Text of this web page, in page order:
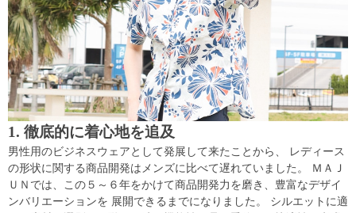
1. 徹底的に着心地を追及
男性用のビジネスウェアとして発展して来たことから、 レディース
の形状に関する商品開発はメンズに比べて遅れていました。 ＭＡＪ
ＵＮでは、この５～６年をかけて商品開発力を磨き、豊富なデザイ
ンバリエーションを 展開できるまでになりました。 シルエットに適